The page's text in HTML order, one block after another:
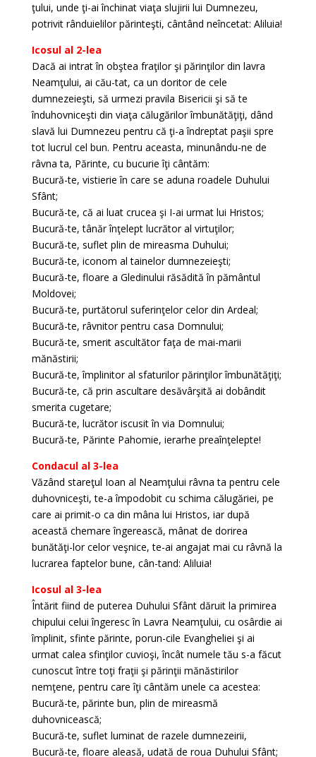
ţului, unde ţi-ai închinat viaţa slujirii lui Dumnezeu,
potrivit rânduielilor părinteşti, cântând neîncetat: Aliluia!
Icosul al 2-lea
Dacă ai intrat în obştea fraţilor şi părinţilor din lavra
Neamţului, ai cău-tat, ca un doritor de cele
dumnezeieşti, să urmezi pravila Bisericii şi să te
înduhovniceşti din viaţa călugărilor îmbunătăţiţi, dând
slavă lui Dumnezeu pentru că ţi-a îndreptat paşii spre
tot lucrul cel bun. Pentru aceasta, minunându-ne de
râvna ta, Părinte, cu bucurie îţi cântăm:
Bucură-te, vistierie în care se aduna roadele Duhului
Sfânt;
Bucură-te, că ai luat crucea şi I-ai urmat lui Hristos;
Bucură-te, tânăr înţelept lucrător al virtuţilor;
Bucură-te, suflet plin de mireasma Duhului;
Bucură-te, iconom al tainelor dumnezeieşti;
Bucură-te, floare a Gledinului răsădită în pământul
Moldovei;
Bucură-te, purtătorul suferinţelor celor din Ardeal;
Bucură-te, râvnitor pentru casa Domnului;
Bucură-te, smerit ascultător faţa de mai-marii
mănăstirii;
Bucură-te, împlinitor al sfaturilor părinţilor îmbunătăţiţi;
Bucură-te, că prin ascultare desăvârşită ai dobândit
smerita cugetare;
Bucură-te, lucrător iscusit în via Domnului;
Bucură-te, Părinte Pahomie, ierarhe preaînţelepte!
Condacul al 3-lea
Văzând stareţul Ioan al Neamţului râvna ta pentru cele
duhovniceşti, te-a împodobit cu schima călugăriei, pe
care ai primit-o ca din mâna lui Hristos, iar după
această chemare îngerească, mânat de dorirea
bunătăţi-lor celor veşnice, te-ai angajat mai cu râvnă la
lucrarea faptelor bune, cân-tand: Aliluia!
Icosul al 3-lea
Întărit fiind de puterea Duhului Sfânt dăruit la primirea
chipului celui îngeresc în Lavra Neamţului, cu osârdie ai
împlinit, sfinte părinte, porun-cile Evangheliei şi ai
urmat calea sfinţilor cuvioşi, încât numele tău s-a făcut
cunoscut între toţi fraţii şi părinţii mănăstirilor
nemţene, pentru care îţi cântăm unele ca acestea:
Bucură-te, părinte bun, plin de mireasmă
duhovnicească;
Bucură-te, suflet luminat de razele dumnezeirii,
Bucură-te, floare aleasă, udată de roua Duhului Sfânt;